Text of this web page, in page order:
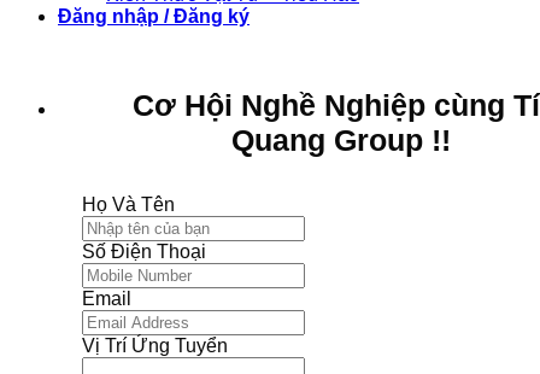
Đăng nhập / Đăng ký
Cơ Hội Nghề Nghiệp cùng
Quang Group !!
Họ Và Tên
Số Điện Thoại
Email
Vị Trí Ứng Tuyển